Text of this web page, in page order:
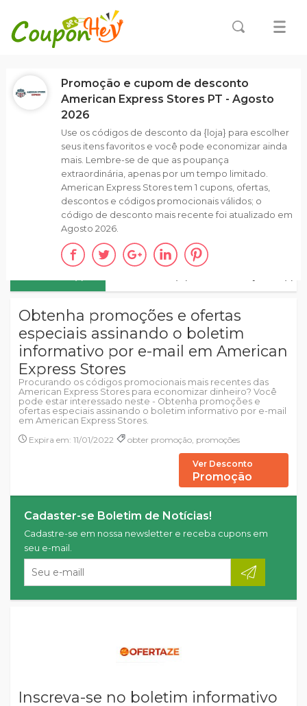
Obtenha promoções e ofertas
especiais assinando o boletim
informativo por e-mail em American
Express Stores
Procurando os códigos promocionais mais recentes das
American Express Stores para economizar dinheiro? Você
pode estar interessado neste - Obtenha promoções e
ofertas especiais assinando o boletim informativo por e-mail
em American Express Stores.
Expira em: 11/01/2022
obter promoção, promoções
Ver Desconto
Promoção
Cadaster-se Boletim de Notícias!
Cadastre-se em nossa newsletter e receba cupons em
seu e-mail.
Inscreva-se no boletim informativo
Promoção e cupom de desconto
American Express Stores PT - Agosto
2026
Use os códigos de desconto da {loja} para escolher
seus itens favoritos e você pode economizar ainda
mais. Lembre-se de que as poupança
extraordinária, apenas por um tempo limitado.
American Express Stores tem 1 cupons, ofertas,
descontos e códigos promocionais válidos; o
código de desconto mais recente foi atualizado em
Agosto 2026.